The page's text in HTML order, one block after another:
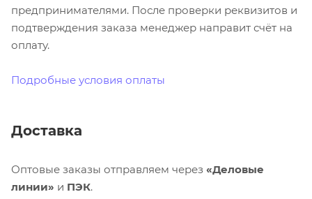
предпринимателями. После проверки реквизитов и
подтверждения заказа менеджер направит счёт на
оплату.
Подробные условия оплаты
Доставка
Оптовые заказы отправляем через «Деловые
линии» и ПЭК.